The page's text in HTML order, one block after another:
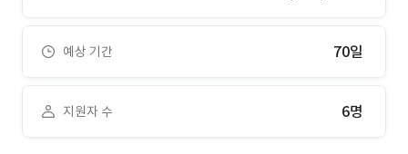
예상 기간 70일
지원자 수 6명